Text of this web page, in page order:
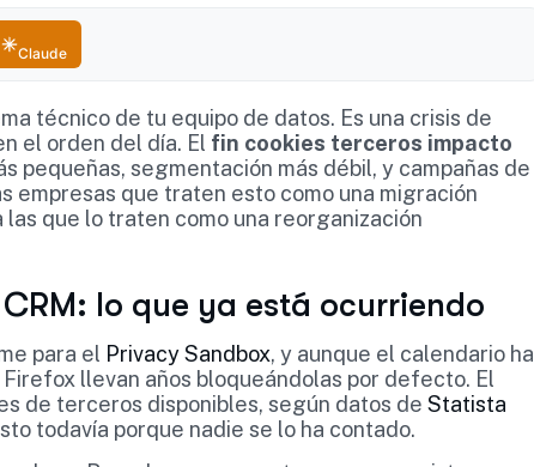
Claude
técnico de tu equipo de datos. Es una crisis de
el orden del día. El fin cookies terceros impacto
pequeñas, segmentación más débil, y campañas de
empresas que traten esto como una migración
que lo traten como una reorganización
lo que ya está ocurriendo
para el Privacy Sandbox, y aunque el calendario ha
llevan años bloqueándolas por defecto. El
de terceros disponibles, según datos de Statista
todavía porque nadie se lo ha contado.